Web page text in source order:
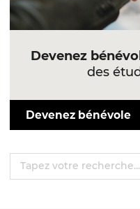
Devenez
des
Devenez bénévole